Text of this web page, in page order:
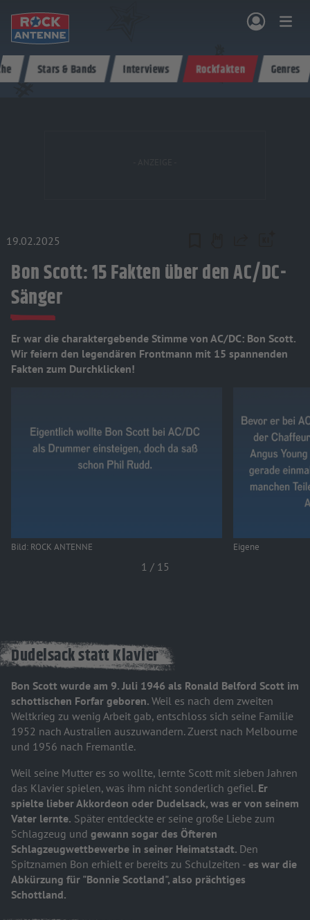
& PROGRAMM AKTIONEN & KONZERTE MUSIK ROCKCOMMUNITY SHOPPEN
Stars & Bands Interviews Rockfakten Genres
19.02.2025
Bon Scott: 15 Fakten über den AC/DC-
Sänger
Er war die charaktergebende Stimme von AC/DC: Bon Scott.
Wir feiern den legendären Frontmann mit 15 spannenden
Fakten zum Durchklicken!
Bild: ROCK ANTENNE Eigene
1 / 15
Dudelsack statt Klavier
Bon Scott wurde am 9. Juli 1946 als Ronald Belford Scott im
schottischen Forfar geboren. Weil es nach dem zweiten
Weltkrieg zu wenig Arbeit gab, entschloss sich seine Familie
1952 nach Australien auszuwandern. Zuerst nach Melbourne
und 1956 nach Fremantle.
Weil seine Mutter es so wollte, lernte Scott mit sieben Jahren
das Klavier spielen, was ihm nicht sonderlich gefiel. Er
spielte lieber Akkordeon oder Dudelsack, was er von seinem
Vater lernte. Später entdeckte er seine große Liebe zum
Schlagzeug und gewann sogar des Öfteren
Schlagzeugwettbewerbe in seiner Heimatstadt. Den
Spitznamen Bon erhielt er bereits zu Schulzeiten - es war die
Abkürzung für "Bonnie Scotland", also prächtiges
Schottland.